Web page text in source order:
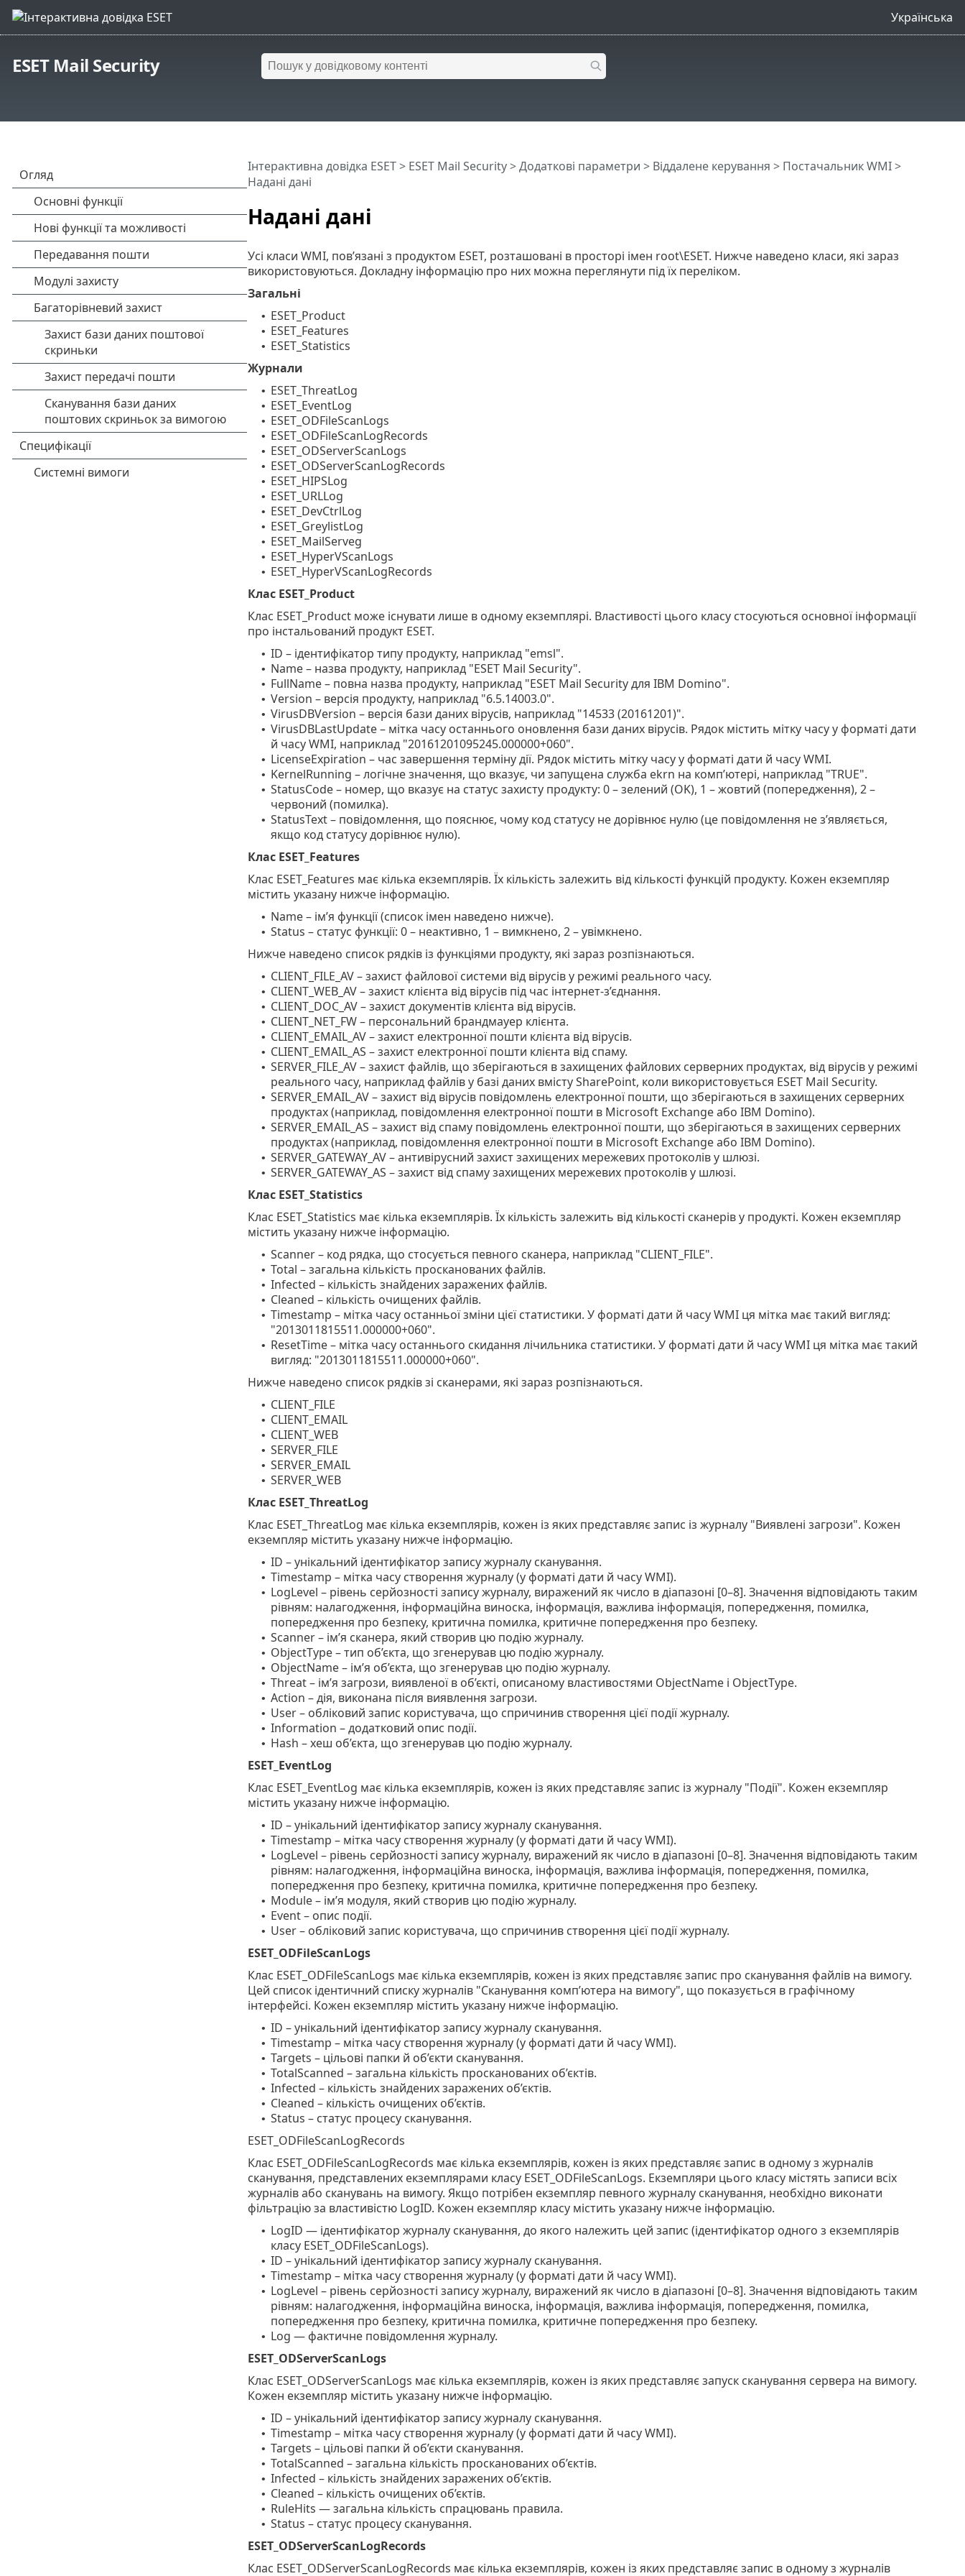
Українська
ESET Mail Security
Надані дані
Інтерактивна довідка ESET> ESET Mail Security>Додаткові параметри > Віддалене керування > Постачальник WMI>
Надані дані
Усі класи WMI, пов’язані з продуктом ESET, розташовані в просторі імен root\ESET. Нижче наведено класи, які зараз
використовуються. Докладну інформацію про них можна переглянути під їх переліком.
Загальні
• ESET_Product
• ESET_Features
• ESET_Statistics
Журнали
• ESET_ThreatLog
• ESET_EventLog
• ESET_ODFileScanLogs
• ESET_ODFileScanLogRecords
• ESET_ODServerScanLogs
• ESET_ODServerScanLogRecords
• ESET_HIPSLog
• ESET_URLLog
• ESET_DevCtrlLog
• ESET_GreylistLog
• ESET_MailServeg
• ESET_HyperVScanLogs
• ESET_HyperVScanLogRecords
Клас ESET_Product
Клас ESET_Product може існувати лише в одному екземплярі. Властивості цього класу стосуються основної інформації
про інстальований продукт ESET.
• ID – ідентифікатор типу продукту, наприклад "emsl".
• Name – назва продукту, наприклад "ESET Mail Security".
• FullName – повна назва продукту, наприклад "ESET Mail Security для IBM Domino".
• Version – версія продукту, наприклад "6.5.14003.0".
• VirusDBVersion – версія бази даних вірусів, наприклад "14533 (20161201)".
• VirusDBLastUpdate – мітка часу останнього оновлення бази даних вірусів. Рядок містить мітку часу у форматі дати
й часу WMI, наприклад "20161201095245.000000+060".
• LicenseExpiration – час завершення терміну дії. Рядок містить мітку часу у форматі дати й часу WMI.
• KernelRunning – логічне значення, що вказує, чи запущена служба ekrn на комп’ютері, наприклад "TRUE".
• StatusCode – номер, що вказує на статус захисту продукту: 0 – зелений (OK), 1 – жовтий (попередження), 2 –
червоний (помилка).
• StatusText – повідомлення, що пояснює, чому код статусу не дорівнює нулю (це повідомлення не з’являється,
якщо код статусу дорівнює нулю).
Клас ESET_Features
Клас ESET_Features має кілька екземплярів. Їх кількість залежить від кількості функцій продукту. Кожен екземпляр
містить указану нижче інформацію.
• Name – ім’я функції (список імен наведено нижче).
• Status – статус функції: 0 – неактивно, 1 – вимкнено, 2 – увімкнено.
Нижче наведено список рядків із функціями продукту, які зараз розпізнаються.
• CLIENT_FILE_AV – захист файлової системи від вірусів у режимі реального часу.
• CLIENT_WEB_AV – захист клієнта від вірусів під час інтернет-з’єднання.
• CLIENT_DOC_AV – захист документів клієнта від вірусів.
• CLIENT_NET_FW – персональний брандмауер клієнта.
• CLIENT_EMAIL_AV – захист електронної пошти клієнта від вірусів.
• CLIENT_EMAIL_AS – захист електронної пошти клієнта від спаму.
• SERVER_FILE_AV – захист файлів, що зберігаються в захищених файлових серверних продуктах, від вірусів у режимі
реального часу, наприклад файлів у базі даних вмісту SharePoint, коли використовується ESET Mail Security.
• SERVER_EMAIL_AV – захист від вірусів повідомлень електронної пошти, що зберігаються в захищених серверних
продуктах (наприклад, повідомлення електронної пошти в Microsoft Exchange або IBM Domino).
• SERVER_EMAIL_AS – захист від спаму повідомлень електронної пошти, що зберігаються в захищених серверних
продуктах (наприклад, повідомлення електронної пошти в Microsoft Exchange або IBM Domino).
• SERVER_GATEWAY_AV – антивірусний захист захищених мережевих протоколів у шлюзі.
• SERVER_GATEWAY_AS – захист від спаму захищених мережевих протоколів у шлюзі.
Клас ESET_Statistics
Клас ESET_Statistics має кілька екземплярів. Їх кількість залежить від кількості сканерів у продукті. Кожен екземпляр
містить указану нижче інформацію.
• Scanner – код рядка, що стосується певного сканера, наприклад "CLIENT_FILE".
• Total – загальна кількість просканованих файлів.
• Infected – кількість знайдених заражених файлів.
• Cleaned – кількість очищених файлів.
• Timestamp – мітка часу останньої зміни цієї статистики. У форматі дати й часу WMI ця мітка має такий вигляд:
"2013011815511.000000+060".
• ResetTime – мітка часу останнього скидання лічильника статистики. У форматі дати й часу WMI ця мітка має такий
вигляд: "2013011815511.000000+060".
Нижче наведено список рядків зі сканерами, які зараз розпізнаються.
• CLIENT_FILE
• CLIENT_EMAIL
• CLIENT_WEB
• SERVER_FILE
• SERVER_EMAIL
• SERVER_WEB
Клас ESET_ThreatLog
Клас ESET_ThreatLog має кілька екземплярів, кожен із яких представляє запис із журналу "Виявлені загрози". Кожен
екземпляр містить указану нижче інформацію.
• ID – унікальний ідентифікатор запису журналу сканування.
• Timestamp – мітка часу створення журналу (у форматі дати й часу WMI).
• LogLevel – рівень серйозності запису журналу, виражений як число в діапазоні [0–8]. Значення відповідають таким
рівням: налагодження, інформаційна виноска, інформація, важлива інформація, попередження, помилка,
попередження про безпеку, критична помилка, критичне попередження про безпеку.
• Scanner – ім’я сканера, який створив цю подію журналу.
• ObjectType – тип об’єкта, що згенерував цю подію журналу.
• ObjectName – ім’я об’єкта, що згенерував цю подію журналу.
• Threat – ім’я загрози, виявленої в об’єкті, описаному властивостями ObjectName і ObjectType.
• Action – дія, виконана після виявлення загрози.
• User – обліковий запис користувача, що спричинив створення цієї події журналу.
• Information – додатковий опис події.
• Hash – хеш об’єкта, що згенерував цю подію журналу.
ESET_EventLog
Клас ESET_EventLog має кілька екземплярів, кожен із яких представляє запис із журналу "Події". Кожен екземпляр
містить указану нижче інформацію.
• ID – унікальний ідентифікатор запису журналу сканування.
• Timestamp – мітка часу створення журналу (у форматі дати й часу WMI).
• LogLevel – рівень серйозності запису журналу, виражений як число в діапазоні [0–8]. Значення відповідають таким
рівням: налагодження, інформаційна виноска, інформація, важлива інформація, попередження, помилка,
попередження про безпеку, критична помилка, критичне попередження про безпеку.
• Module – ім’я модуля, який створив цю подію журналу.
• Event – опис події.
• User – обліковий запис користувача, що спричинив створення цієї події журналу.
ESET_ODFileScanLogs
Клас ESET_ODFileScanLogs має кілька екземплярів, кожен із яких представляє запис про сканування файлів на вимогу.
Цей список ідентичний списку журналів "Сканування комп’ютера на вимогу", що показується в графічному
інтерфейсі. Кожен екземпляр містить указану нижче інформацію.
• ID – унікальний ідентифікатор запису журналу сканування.
• Timestamp – мітка часу створення журналу (у форматі дати й часу WMI).
• Targets – цільові папки й об’єкти сканування.
• TotalScanned – загальна кількість просканованих об’єктів.
• Infected – кількість знайдених заражених об’єктів.
• Cleaned – кількість очищених об’єктів.
• Status – статус процесу сканування.
ESET_ODFileScanLogRecords
Клас ESET_ODFileScanLogRecords має кілька екземплярів, кожен із яких представляє запис в одному з журналів
сканування, представлених екземплярами класу ESET_ODFileScanLogs. Екземпляри цього класу містять записи всіх
журналів або сканувань на вимогу. Якщо потрібен екземпляр певного журналу сканування, необхідно виконати
фільтрацію за властивістю LogID. Кожен екземпляр класу містить указану нижче інформацію.
• LogID — ідентифікатор журналу сканування, до якого належить цей запис (ідентифікатор одного з екземплярів
класу ESET_ODFileScanLogs).
• ID – унікальний ідентифікатор запису журналу сканування.
• Timestamp – мітка часу створення журналу (у форматі дати й часу WMI).
• LogLevel – рівень серйозності запису журналу, виражений як число в діапазоні [0–8]. Значення відповідають таким
рівням: налагодження, інформаційна виноска, інформація, важлива інформація, попередження, помилка,
попередження про безпеку, критична помилка, критичне попередження про безпеку.
• Log — фактичне повідомлення журналу.
ESET_ODServerScanLogs
Клас ESET_ODServerScanLogs має кілька екземплярів, кожен із яких представляє запуск сканування сервера на вимогу.
Кожен екземпляр містить указану нижче інформацію.
• ID – унікальний ідентифікатор запису журналу сканування.
• Timestamp – мітка часу створення журналу (у форматі дати й часу WMI).
• Targets – цільові папки й об’єкти сканування.
• TotalScanned – загальна кількість просканованих об’єктів.
• Infected – кількість знайдених заражених об’єктів.
• Cleaned – кількість очищених об’єктів.
• RuleHits — загальна кількість спрацювань правила.
• Status – статус процесу сканування.
ESET_ODServerScanLogRecords
Клас ESET_ODServerScanLogRecords має кілька екземплярів, кожен із яких представляє запис в одному з журналів